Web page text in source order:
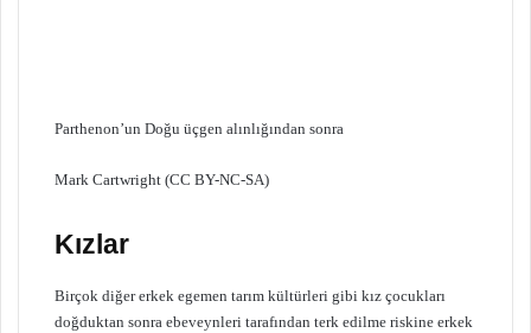
Parthenon’un Doğu üçgen alınlığından sonra
Mark Cartwright (CC BY-NC-SA)
Kızlar
Birçok diğer erkek egemen tarım kültürleri gibi kız çocukları
doğduktan sonra ebeveynleri tarafından terk edilme riskine erkek